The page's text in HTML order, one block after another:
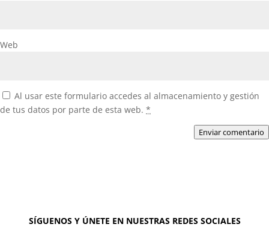
Web
Al usar este formulario accedes al almacenamiento y gestión
de tus datos por parte de esta web. *
Enviar comentario
SÍGUENOS Y ÚNETE EN NUESTRAS REDES SOCIALES